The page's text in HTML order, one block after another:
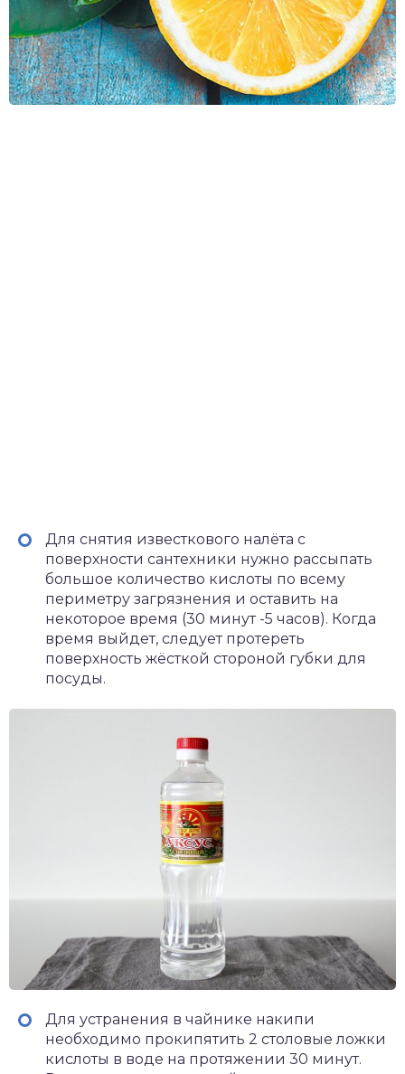
Для снятия известкового налёта с
поверхности сантехники нужно рассыпать
большое количество кислоты по всему
периметру загрязнения и оставить на
некоторое время (30 минут -5 часов). Когда
время выйдет, следует протереть
поверхность жёсткой стороной губки для
посуды.
Для устранения в чайнике накипи
необходимо прокипятить 2 столовые ложки
кислоты в воде на протяжении 30 минут.